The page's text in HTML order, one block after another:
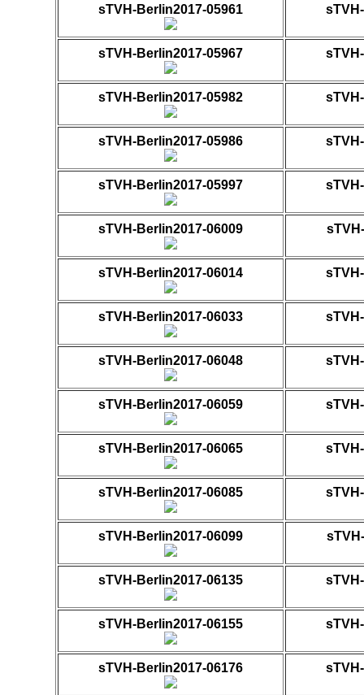
sTVH-Berlin2017-05961
sTVH-Berlin2017-05967
sTVH-Berlin2017-05982
sTVH-Berlin2017-05986
sTVH-Berlin2017-05997
sTVH-Berlin2017-06009
sTVH-Berlin2017-06014
sTVH-Berlin2017-06033
sTVH-Berlin2017-06048
sTVH-Berlin2017-06059
sTVH-Berlin2017-06065
sTVH-Berlin2017-06085
sTVH-Berlin2017-06099
sTVH-Berlin2017-06135
sTVH-Berlin2017-06155
sTVH-Berlin2017-06176